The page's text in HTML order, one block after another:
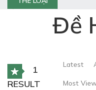
Đề
1
RESULT
Latest
Most